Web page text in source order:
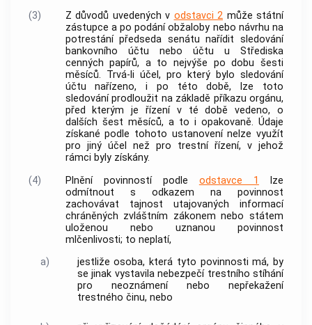
(3)
Z důvodů uvedených v odstavci 2 může státní
zástupce a po podání obžaloby nebo návrhu na
potrestání předseda senátu nařídit sledování
bankovního účtu nebo účtu u Střediska
cenných papírů, a to nejvýše po dobu šesti
měsíců. Trvá-li účel, pro který bylo sledování
účtu nařízeno, i po této době, lze toto
sledování prodloužit na základě příkazu orgánu,
před kterým je řízení v té době vedeno, o
dalších šest měsíců, a to i opakovaně. Údaje
získané podle tohoto ustanovení nelze využít
pro jiný účel než pro trestní řízení, v jehož
rámci byly získány.
(4)
Plnění povinností podle odstavce 1
lze
odmítnout s odkazem na povinnost
zachovávat tajnost utajovaných informací
chráněných zvláštním zákonem nebo státem
uloženou nebo uznanou povinnost
mlčenlivosti; to neplatí,
a)
jestliže osoba, která tyto povinnosti má, by
se jinak vystavila nebezpečí trestního stíhání
pro neoznámení nebo nepřekažení
trestného činu, nebo